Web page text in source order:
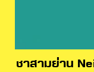
ชาสามย่าน